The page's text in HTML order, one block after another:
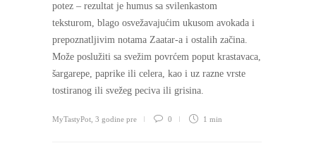
potez – rezultat je humus sa svilenkastom
teksturom, blago osvežavajućim ukusom avokada i
prepoznatljivim notama Zaatar-a i ostalih začina.
Može poslužiti sa svežim povrćem poput krastavaca,
šargarepe, paprike ili celera, kao i uz razne vrste
tostiranog ili svežeg peciva ili grisina.
MyTastyPot 3 godine pre 0 1 min